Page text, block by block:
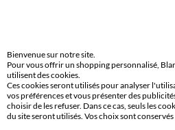
Retours gratuits
sous 30 jours avec Mondial
Service clients
Bienvenue sur notre site.
Pour vous offrir un shopping personnalisé,
utilisent des cookies.
Ces cookies seront utilisés pour analyser
vos préférences et vous présenter des
choisir de les refuser. Dans ce cas, seuls les
du site seront utilisés. Vos choix sont conservés